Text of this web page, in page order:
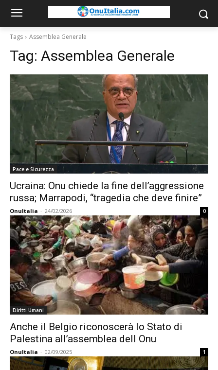
Tags Assemblea Generale
Tag: Assemblea Generale
Pace e Sicurezza
Ucraina: Onu chiede la fine dell’aggressione
russa; Marrapodi, “tragedia che deve finire”
OnuItalia - 24/02/2026 0
Diritti Umani
Anche il Belgio riconoscerà lo Stato di
Palestina all’assemblea dell Onu
OnuItalia - 02/09/2025 1